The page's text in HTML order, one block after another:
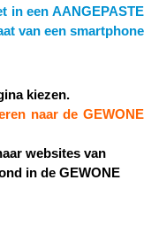
in een AANGEPASTE
van een smartphone
kiezen.
naar de GEWONE
websites van
in de GEWONE